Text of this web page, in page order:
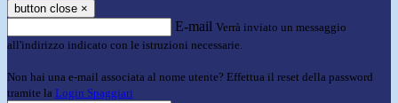
button close ×
E-mail Verrà inviato un messaggio
all'indirizzo indicato con le istruzioni necessarie.
Non hai una e-mail associata al nome utente? Effettua il reset della password
tramite la Login Spaggiari